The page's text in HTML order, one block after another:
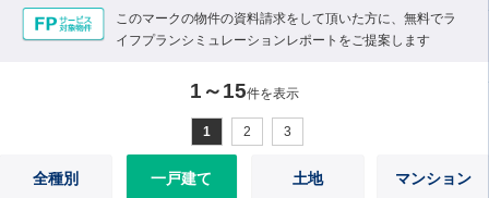
このマークの物件の資料請求をして頂いた方に、無料でラ
イフプランシミュレーションレポートをご提案します
1～15件を表示
1 2 3
全種別 一戸建て 土地 マンション